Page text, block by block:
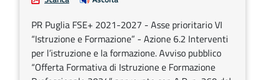
PR Puglia FSE+ 2021-2027 - Asse prioritario VI
“Istruzione e Formazione” - Azione 6.2 Interventi
per l’istruzione e la formazione. Avviso pubblico
“Offerta Formativa di Istruzione e Formazione